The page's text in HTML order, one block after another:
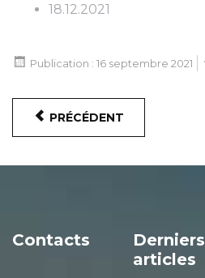
18.12.2021
Publication : 16 septembre 2021
PRÉCÉDENT
Contacts
Derniers
articles